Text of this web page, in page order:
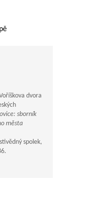
dvora
sborník
města
spolek,